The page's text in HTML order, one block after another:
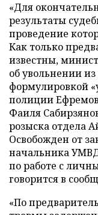
«Для
результаты
проведение
Как только
известны,
об увольнении
формулировкой
полиции
Фаиля
розыска отдела
Освобожден от
начальника
по работе с
говорится в
«По